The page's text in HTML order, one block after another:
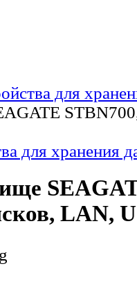
для
для хранения
LAN,